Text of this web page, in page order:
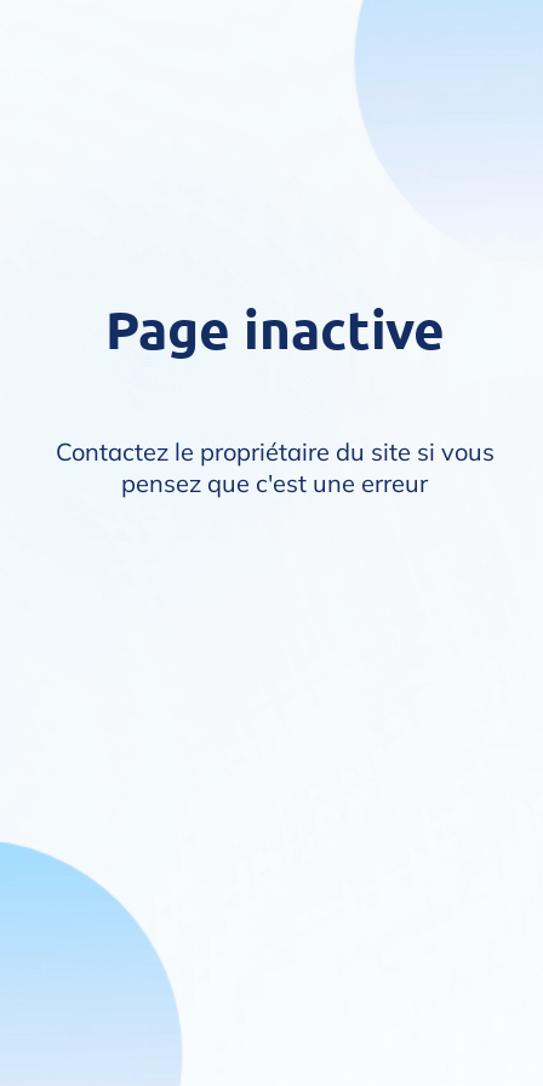
Page inactive
Contactez le propriétaire du site si vous
pensez que c'est une erreur